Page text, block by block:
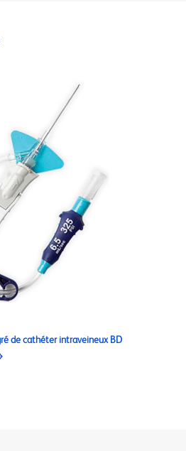
de cathéter intraveineux BD